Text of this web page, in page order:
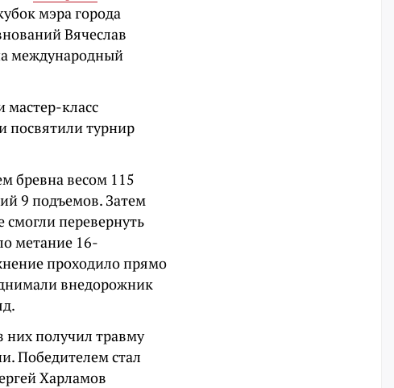
мэра города
Вячеслав
международный
мастер-класс
посвятили турнир
бревна весом 115
9 подъемов. Затем
перевернуть
метание 16-
проходило прямо
внедорожник
них получил травму
Победителем стал
Харламов